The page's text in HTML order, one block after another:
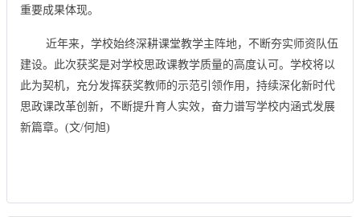
重要成果体现。
近年来，学校始终深耕课堂教学主阵地，不断夯实师资队伍
建设。此次获奖是对学校思政课教学质量的高度认可。学校将以
此为契机，充分发挥获奖教师的示范引领作用，持续深化新时代
思政课改革创新，不断提升育人实效，奋力谱写学校内涵式发展
新篇章。(文/何旭)